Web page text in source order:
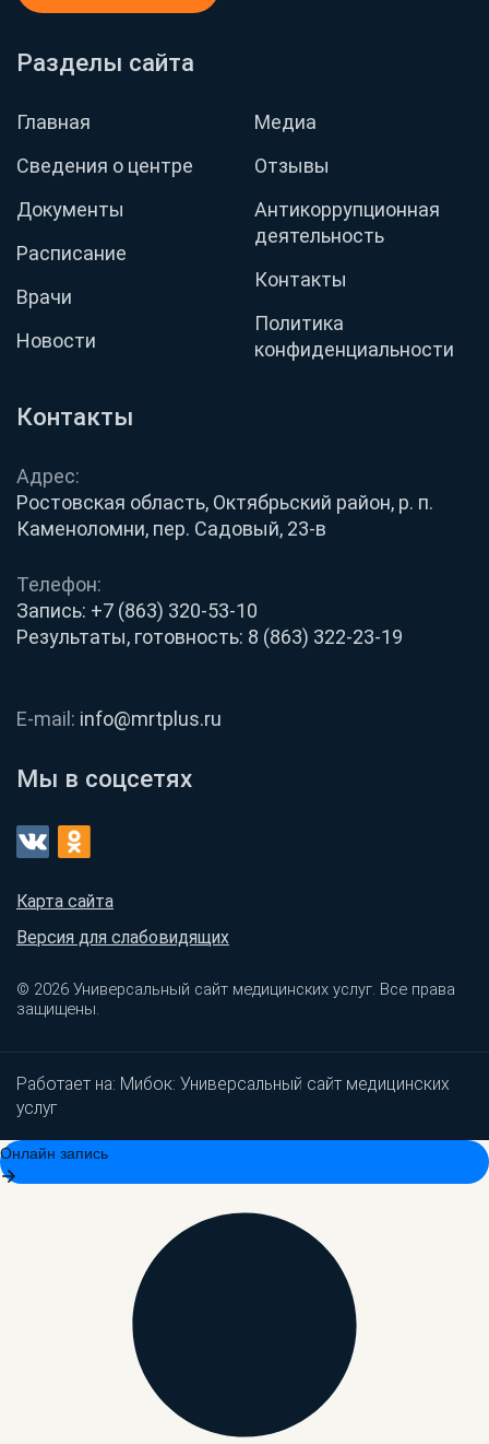
Контакты
Адрес:
Ростовская область, Октябрьский район, р. п.
Каменоломни, пер. Садовый, 23-в
Телефон:
Запись: +7 (863) 320-53-10
Результаты, готовность: 8 (863) 322-23-19
E-mail: info@mrtplus.ru
Мы в соцсетях
Карта сайта
Версия для слабовидящих
© 2026 Универсальный сайт медицинских услуг. Все права
защищены.
Разделы сайта
Главная
Сведения о центре
Документы
Расписание
Врачи
Новости
Медиа
Отзывы
Антикоррупционная
деятельность
Контакты
Политика
конфиденциальности
Работает на: Мибок: Универсальный сайт медицинских
услуг